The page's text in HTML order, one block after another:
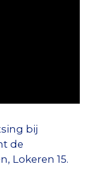
bij
de
Lokeren 15.